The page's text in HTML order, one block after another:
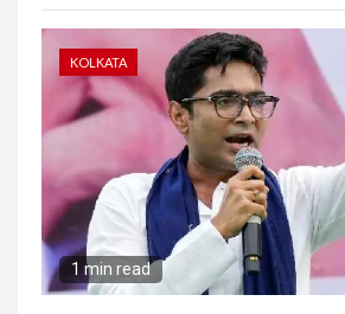
KOLKATA
1 min read